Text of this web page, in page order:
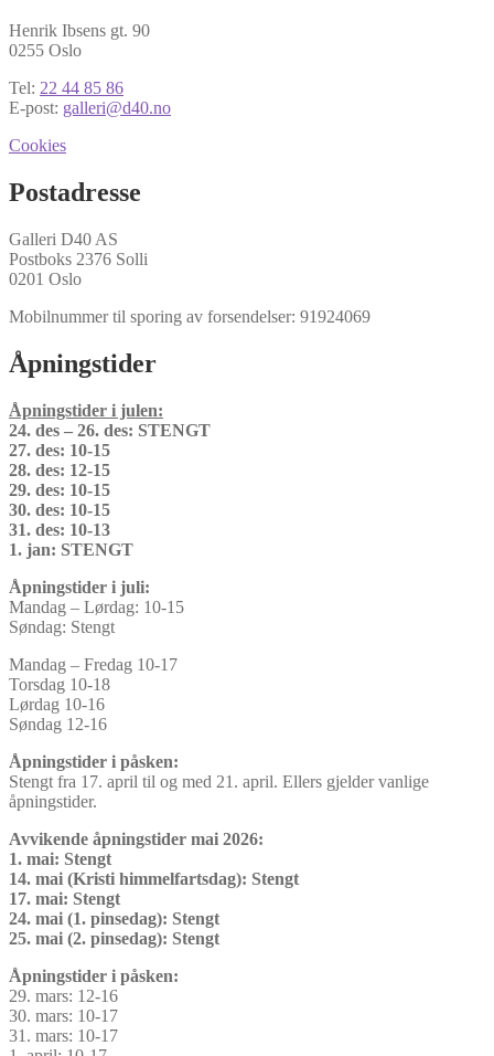
Henrik Ibsens gt. 90
0255 Oslo
Tel: 22 44 85 86
E-post: galleri@d40.no
Cookies
Postadresse
Galleri D40 AS
Postboks 2376 Solli
0201 Oslo
Mobilnummer til sporing av forsendelser: 91924069
Åpningstider
Åpningstider i julen:
24. des – 26. des: STENGT
27. des: 10-15
28. des: 12-15
29. des: 10-15
30. des: 10-15
31. des: 10-13
1. jan: STENGT
Åpningstider i juli:
Mandag – Lørdag: 10-15
Søndag: Stengt
Mandag – Fredag 10-17
Torsdag 10-18
Lørdag 10-16
Søndag 12-16
Åpningstider i påsken:
Stengt fra 17. april til og med 21. april. Ellers gjelder vanlige
åpningstider.
Avvikende åpningstider mai 2026:
1. mai: Stengt
14. mai (Kristi himmelfartsdag): Stengt
17. mai: Stengt
24. mai (1. pinsedag): Stengt
25. mai (2. pinsedag): Stengt
Åpningstider i påsken:
29. mars: 12-16
30. mars: 10-17
31. mars: 10-17